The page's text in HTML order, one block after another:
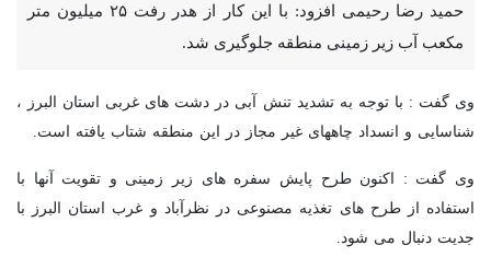
حمید رضا رحیمی افزود: با این کار از هدر رفت ۲۵ میلیون متر
مکعب آب زیر زمینی منطقه جلوگیری شد.
وی گفت : با توجه به تشدید تنش آبی در دشت های غربی استان البرز ،
شناسایی و انسداد چاههای غیر مجاز در این منطقه شتاب یافته است.
وی گفت : اکنون طرح پایش سفره های زیر زمینی و تقویت آنها با
استفاده از طرح های تغذیه مصنوعی در نظرآباد و غرب استان البرز با
جدیت دنبال می شود.